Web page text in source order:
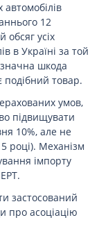
12
усіх
в Україні за той
шкода
подібний товар.
умов,
підвищувати
10%, але не
році). Механізм
імпорту
застосований
про асоціацію